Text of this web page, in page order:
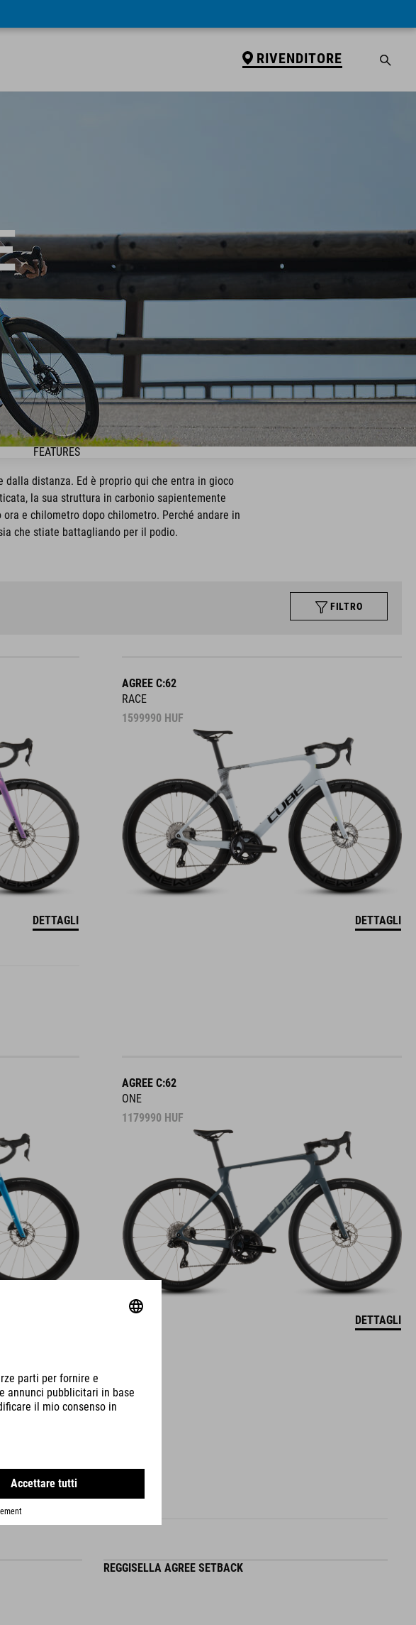
RIVENDITORE
FEATURES
distanza. Ed è proprio qui che entra in gioco
la sua struttura in carbonio sapientemente
e chilometro dopo chilometro. Perché andare in
che stiate battagliando per il podio.
FILTRO
DETTAGLI
AGREE C:62
RACE
1599990 HUF
DETTAGLI
AGREE C:62
ONE
1179990 HUF
DETTAGLI
REGGISELLA AGREE SETBACK